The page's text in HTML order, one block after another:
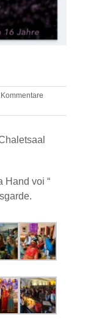
Kommentare
Hand voi “